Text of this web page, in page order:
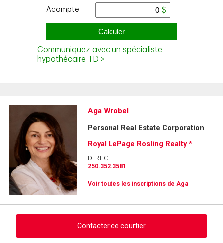
Aga Wrobel
Personal Real Estate Corporation
Royal LePage Rosling Realty *
DIRECT
250.352.3581
Voir toutes les inscriptions de Aga
Contacter ce courtier